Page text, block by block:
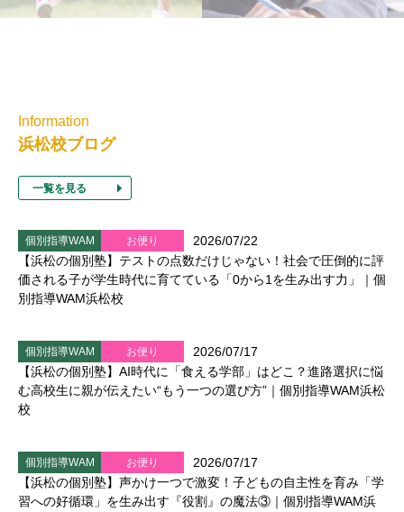
Information
浜松校ブログ
一覧を見る
個別指導WAM お便り
2026/07/22
【浜松の個別塾】テストの点数だけじゃない！社会で圧倒的に評
価される子が学生時代に育てている「0から1を生み出す力」｜個
別指導WAM浜松校
個別指導WAM お便り
2026/07/17
【浜松の個別塾】AI時代に「食える学部」はどこ？進路選択に悩
む高校生に親が伝えたい“もう一つの選び方”｜個別指導WAM浜松
校
個別指導WAM お便り
2026/07/17
【浜松の個別塾】声かけ一つで激変！子どもの自主性を育み「学
習への好循環」を生み出す『役割』の魔法③｜個別指導WAM浜